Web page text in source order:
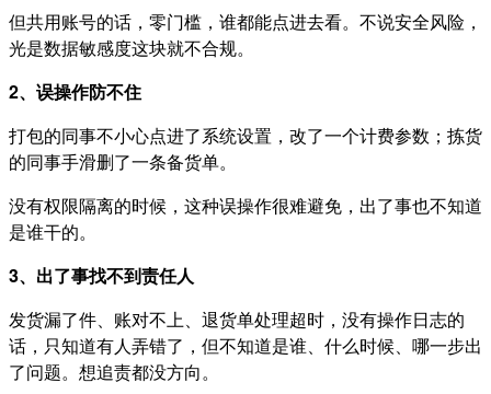
但共用账号的话，零门槛，谁都能点进去看。不说安全风险，
光是数据敏感度这块就不合规。
2、误操作防不住
打包的同事不小心点进了系统设置，改了一个计费参数；拣货
的同事手滑删了一条备货单。
没有权限隔离的时候，这种误操作很难避免，出了事也不知道
是谁干的。
3、出了事找不到责任人
发货漏了件、账对不上、退货单处理超时，没有操作日志的
话，只知道有人弄错了，但不知道是谁、什么时候、哪一步出
了问题。想追责都没方向。